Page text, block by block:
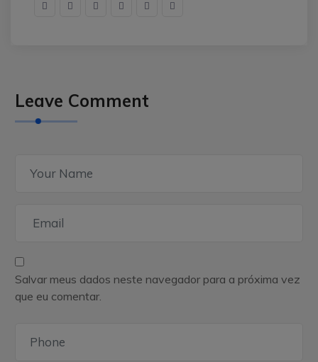
Leave Comment
Salvar meus dados neste navegador para a próxima vez
que eu comentar.